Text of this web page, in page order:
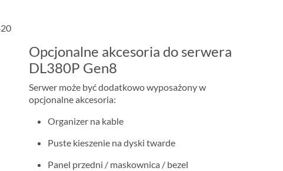
Opcjonalne akcesoria do serwera
DL380P Gen8
Serwer może być dodatkowo wyposażony w
opcjonalne akcesoria:
Organizer na kable
Puste kieszenie na dyski twarde
Panel przedni / maskownica / bezel